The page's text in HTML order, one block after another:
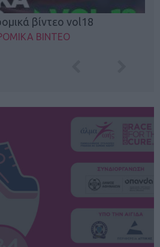
βίντεο vol18
ΒΙΝΤΕΟ